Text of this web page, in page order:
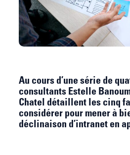
Au cours d’une série de
consultants Estelle
Chatel détaillent les cinq
considérer pour mener à
déclinaison d’intranet en